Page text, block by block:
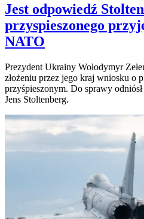
Jest odpowiedź
przyspieszonego
NATO
Prezydent Ukrainy Wołodymyr
złożeniu przez jego kraj wniosku o
przyśpieszonym. Do sprawy
Jens Stoltenberg.